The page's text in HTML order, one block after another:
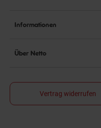
Informationen
Über Netto
Vertrag widerrufen